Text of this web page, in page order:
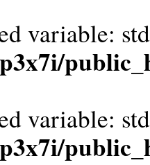
variable:
variable: